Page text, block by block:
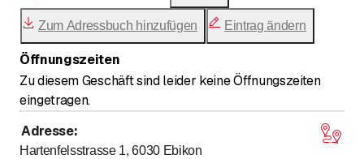
Zum Adressbuch hinzufügen Eintrag ändern
Öffnungszeiten
Zu diesem Geschäft sind leider keine Öffnungszeiten
eingetragen.
Adresse:
Hartenfelsstrasse 1, 6030 Ebikon